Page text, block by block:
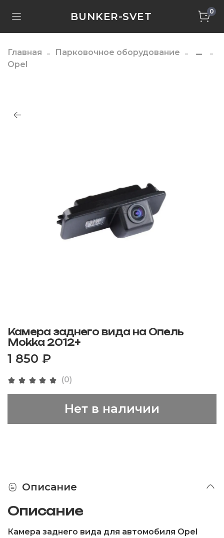
BUNKER-SVET 0
Главная Парковочное оборудование
...
Opel
(0)
Камера заднего вида на Опель
Mokka 2012+
1 850 ₽
Нет в наличии
Описание
Описание
Камера заднего вида для автомобиля Opel